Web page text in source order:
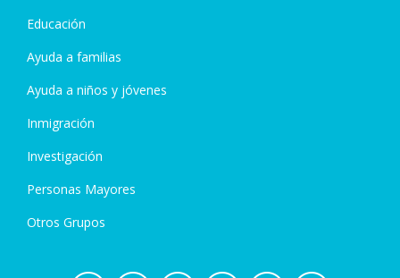
Educación
Ayuda a familias
Ayuda a niños y jóvenes
Inmigración
Investigación
Personas Mayores
Otros Grupos